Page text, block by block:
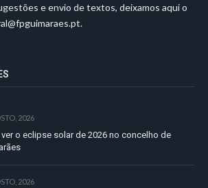
e envio de textos, deixamos aqui o
.
2026
ver o eclipse solar de 2026 no concelho de
2026